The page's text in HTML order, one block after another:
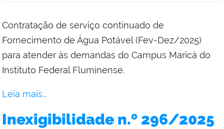
Contratação de serviço continuado de
Fornecimento de Água Potável (Fev-Dez/2025)
para atender às demandas do Campus Maricá do
Instituto Federal Fluminense.
Leia mais…
Inexigibilidade n.º 296/2025